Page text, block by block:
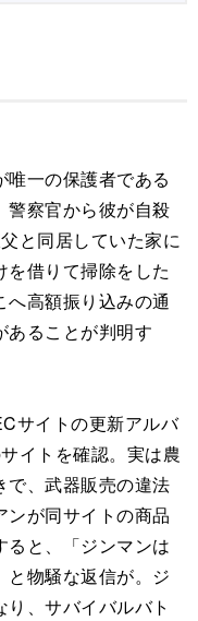
一の保護者である
警察官から彼が自殺
と同居していた家に
借りて掃除をした
高額振り込みの通
あることが判明す
サイトの更新アルバ
イトを確認。実は農
で、武器販売の違法
ンが同サイトの商品
と、「ジンマンは
物騒な返信が。ジ
、サバイバルバト